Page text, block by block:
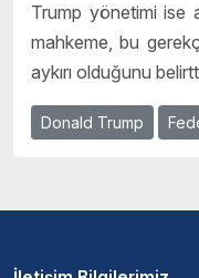
Trump yönetimi ise
mahkeme, bu
aykırı olduğunu
Donald Trump